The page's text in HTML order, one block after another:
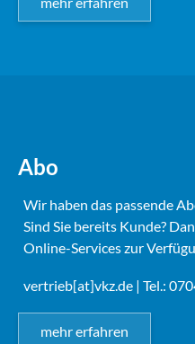
Abo
Wir haben das passende
Sind Sie bereits Kunde?
Online-Services zur
vertrieb[at]vkz.de | Tel.:
mehr erfahren